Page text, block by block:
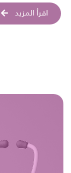
اقرأ المزيد